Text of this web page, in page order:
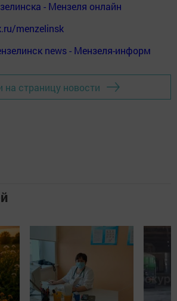
- Мензеля онлайн
menzelinsk
news - Мензеля-информ
на страницу новости